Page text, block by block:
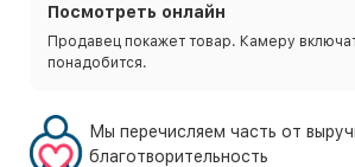
Посмотреть онлайн
Продавец покажет товар. Камеру
понадобится.
Мы перечисляем часть от
благотворительность